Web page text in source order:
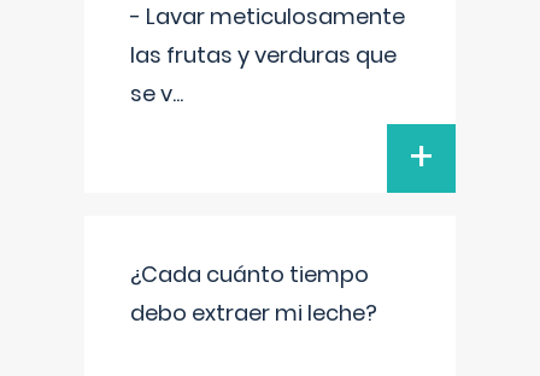
- Lavar meticulosamente
las frutas y verduras que
se v...
+
¿Cada cuánto tiempo
debo extraer mi leche?